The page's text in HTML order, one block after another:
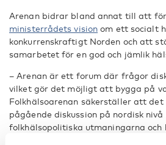
Arenan bidrar bland annat till att
ministerrådets vision om ett socialt
konkurrenskraftigt Norden och att
samarbetet för en god och jämlik
– Arenan är ett forum där frågor
vilket gör det möjligt att bygga på
Folkhälsoarenan säkerställer att
pågående diskussion på nordisk nivå
folkhälsopolitiska utmaningarna och